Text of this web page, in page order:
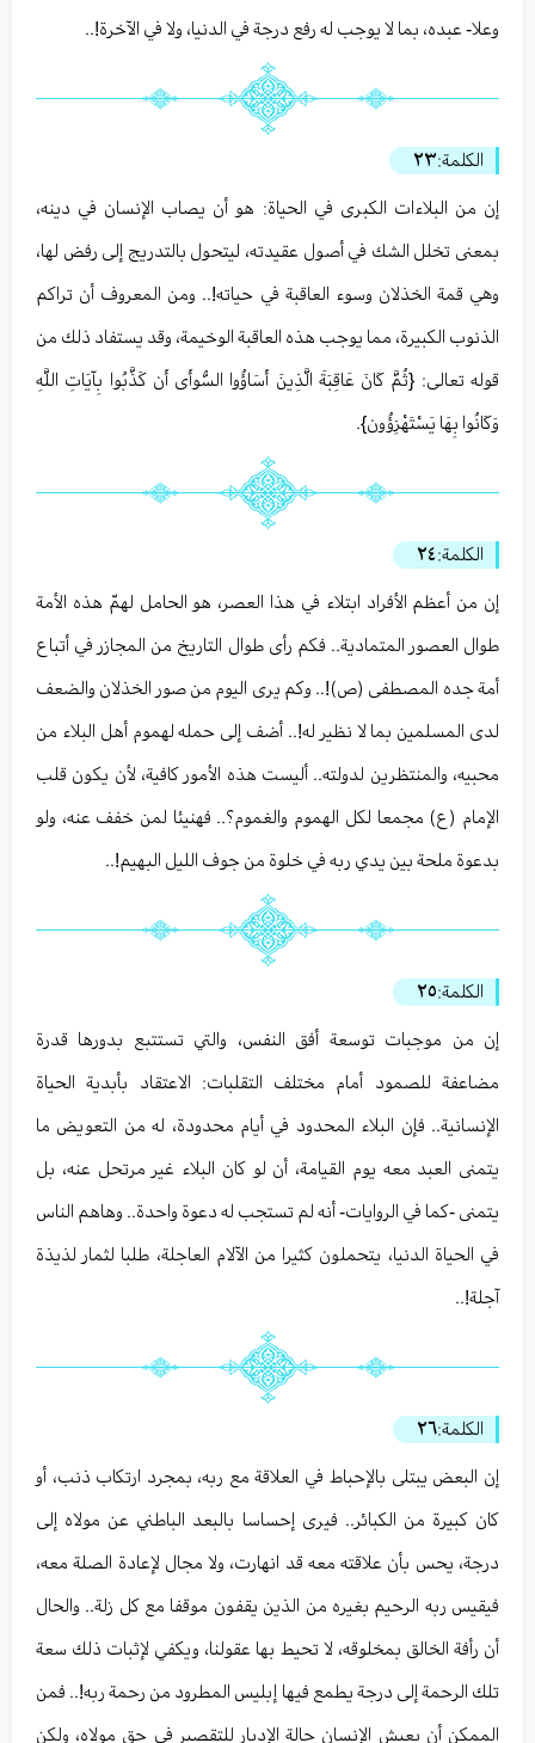
وعلا- عبده، بما لا يوجب له رفع درجة في الدنيا، ولا في الآخرة!..
الكلمة:٢٣
إن من البلاءات الكبرى في الحياة: هو أن يصاب الإنسان في دينه،
بمعنى تخلل الشك في أصول عقيدته، ليتحول بالتدريج إلى رفض لها،
وهي قمة الخذلان وسوء العاقبة في حياته!.. ومن المعروف أن تراكم
الذنوب الكبيرة، مما يوجب هذه العاقبة الوخيمة، وقد يستفاد ذلك من
قوله تعالى: {ثُمَّ كَانَ عَاقِبَةَ الَّذِينَ أَسَاؤُوا السُّوأَى أَن كَذَّبُوا بِآيَاتِ اللَّهِ
وَكَانُوا بِهَا يَسْتَهْزِؤُون}.
الكلمة:٢٤
إن من أعظم الأفراد ابتلاء في هذا العصر، هو الحامل لهمّ هذه الأمة
طوال العصور المتمادية.. فكم رأى طوال التاريخ من المجازر في أتباع
أمة جده المصطفى (ص)!.. وكم يرى اليوم من صور الخذلان والضعف
لدى المسلمين بما لا نظير له!.. أضف إلى حمله لهموم أهل البلاء من
محبيه، والمنتظرين لدولته.. أليست هذه الأمور كافية، لأن يكون قلب
الإمام (ع) مجمعا لكل الهموم والغموم؟.. فهنيئا لمن خفف عنه، ولو
بدعوة ملحة بين يدي ربه في خلوة من جوف الليل البهيم!..
الكلمة:٢٥
إن من موجبات توسعة أفق النفس، والتي تستتبع بدورها قدرة
مضاعفة للصمود أمام مختلف التقلبات: الاعتقاد بأبدية الحياة
الإنسانية.. فإن البلاء المحدود في أيام محدودة، له من التعويض ما
يتمنى العبد معه يوم القيامة، أن لو كان البلاء غير مرتحل عنه، بل
يتمنى -كما في الروايات- أنه لم تستجب له دعوة واحدة.. وهاهم الناس
في الحياة الدنيا، يتحملون كثيرا من الآلام العاجلة، طلبا لثمار لذيذة
آجلة!..
الكلمة:٢٦
إن البعض يبتلى بالإحباط في العلاقة مع ربه، بمجرد ارتكاب ذنب، أو
كان كبيرة من الكبائر.. فيرى إحساسا بالبعد الباطني عن مولاه إلى
درجة، يحس بأن علاقته معه قد انهارت، ولا مجال لإعادة الصلة معه،
فيقيس ربه الرحيم بغيره من الذين يقفون موقفا مع كل زلة.. والحال
أن رأفة الخالق بمخلوقه، لا تحيط بها عقولنا، ويكفي لإثبات ذلك سعة
تلك الرحمة إلى درجة يطمع فيها إبليس المطرود من رحمة ربه!.. فمن
الممكن أن يعيش الإنسان حالة الإدبار للتقصير في حق مولاه، ولكن